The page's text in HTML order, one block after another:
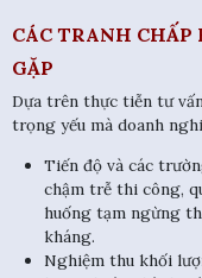
CÁC TRANH CHẤP
GẶP
Dựa trên thực tiễn tư
trọng yếu mà doanh
Tiến độ và các
chậm trễ thi công,
huống tạm ngừng
kháng.
Nghiệm thu khối